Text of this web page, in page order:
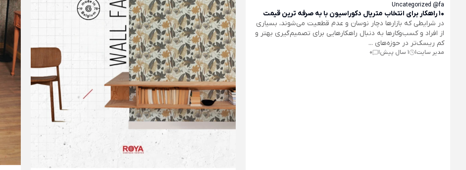
Uncategorized @fa
10 راهکار برای انتخاب متریال دکوراسیون با به صرفه ترین قیمت
در شرایطی که بازارها دچار نوسان و عدم قطعیت می‌شوند، بسیاری
از افراد و کسب‌وکارها به دنبال راهکارهایی برای تصمیم‌گیری بهتر و
کم‌ ریسک‌تر در حوزه‌های ...
مدیر سایت| 1 سال پیش |
0